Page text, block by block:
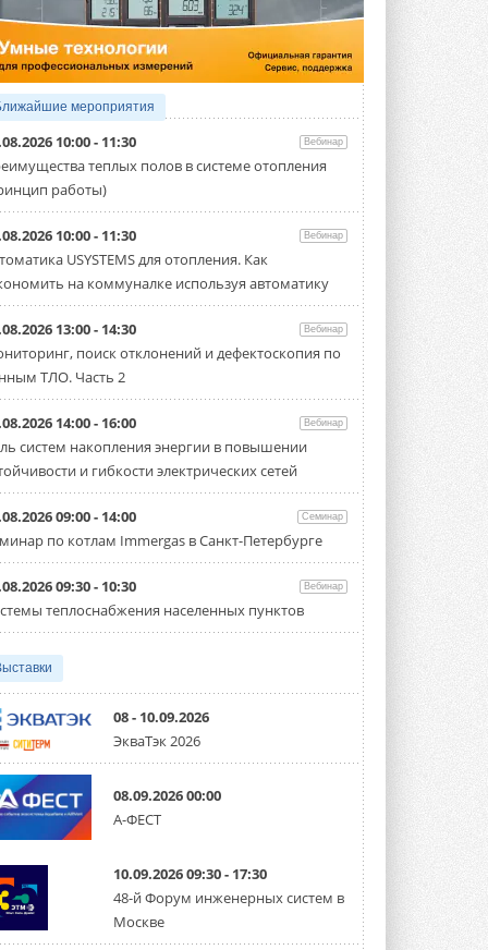
Китайская Shenling представила
линейку тепловых насосов
«воздух-вода» на R290
Серия ThermaX R290 All-In-One
включает три модели ...
4 АВГУСТА 2026
Тепловые насосы в связке с
накопителем снижают
потребление на 60%
Исследователи из Италии установили ...
«РУСКЛИМАТ Fest 2026» в Уфе
собрал свыше 700 профи
климатической отрасли
Организатором выступил торгово-
производственный холдинг ...
3 АВГУСТА 2026
«Датарк» испытал модульный
ЦОД с плотностью 54 кВт на
стойку
Испытания прошли на собственной
производственной площадке и были ...
Samsung выпускает VRF-
систему DVM на R32
Линейка включает семь типоразмеров
производительностью от 22,4 до 56 кВт.
Суммарная длина трубопроводов ...
3 АВГУСТА 2026
итоги конкурса студенческих
проектов «ТИМ-лидеры 2026»
стартует уже в сентябре 2026 года ...
3 АВГУСТА 2026
«Русклимат» укрепляет
партнёрство за Уралом
Омск с трёхдневным рабочим визитом ...
31 ИЮЛЯ 2026
Carrier модернизирует
мероприятия
10:00 - 11:30 Вебинар
теплых полов в системе отопления
работы)
10:00 - 11:30 Вебинар
USYSTEMS для отопления. Как
на коммуналке используя автоматику
13:00 - 14:30 Вебинар
поиск отклонений и дефектоскопия по
ТЛО. Часть 2
14:00 - 16:00 Вебинар
систем накопления энергии в повышении
и гибкости электрических сетей
09:00 - 14:00 Семинар
по котлам Immergas в Санкт-Петербурге
09:30 - 10:30 Вебинар
теплоснабжения населенных пунктов
08 - 10.09.2026
ЭкваТэк 2026
08.09.2026 00:00
А-ФЕСТ
10.09.2026 09:30 - 17:30
48-й Форум инженерных систем в
Москве